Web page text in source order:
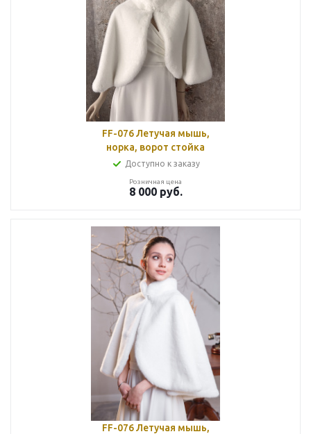
FF-076 Летучая мышь,
норка, ворот стойка
Доступно к заказу
Розничная цена
8 000руб.
FF-076 Летучая мышь,